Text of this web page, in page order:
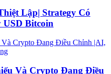
Lập| Strategy Có
Bitcoin
Và Crypto Đang Điều